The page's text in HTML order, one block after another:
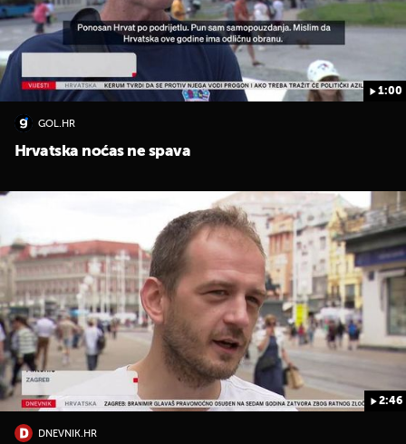
1:00
GOL.HR
Hrvatska noćas ne spava
2:46
DNEVNIK.HR
UKLJUČITE NOTIFIKACIJE